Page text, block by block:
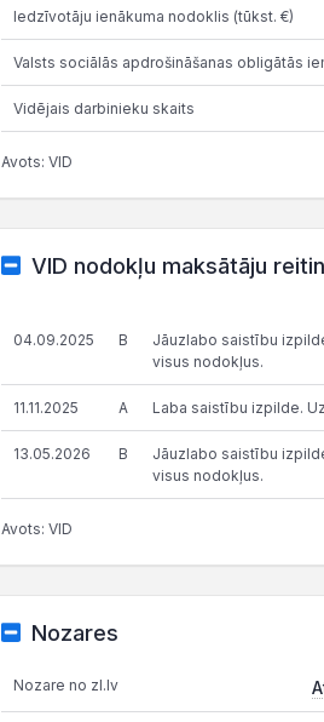
Iedzīvotāju ienākuma nodoklis (tūkst. €)
Valsts sociālās apdrošināšanas obligātās
Vidējais darbinieku skaits
Avots: VID
VID nodokļu maksātāju
04.09.2025 B
Jāuzlabo saistību
visus nodokļus.
11.11.2025 A Laba saistību izpilde.
13.05.2026 B
Jāuzlabo saistību
visus nodokļus.
Avots: VID
Nozares
Nozare no zl.lv